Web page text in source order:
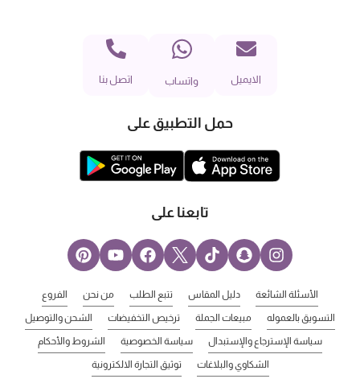
الايميل واتساب اتصل بنا
حمل التطبيق على
تابعنا على
الأسئلة الشائعة دليل المقاس تتبع الطلب من نحن الفروع
التسويق بالعموله مبيعات الجملة ترخيص التخفيضات الشحن والتوصيل
سياسة الإسترجاع والإستبدال سياسة الخصوصية الشروط والأحكام
الشكاوي والبلاغات توثيق التجارة الالكترونية